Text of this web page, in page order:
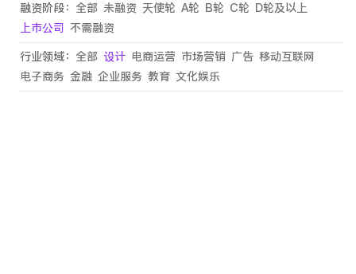
融资阶段： 全部 未融资 天使轮 A轮 B轮 C轮 D轮及以上
上市公司 不需融资
行业领域： 全部 设计 电商运营 市场营销 广告 移动互联网
电子商务 金融 企业服务 教育 文化娱乐